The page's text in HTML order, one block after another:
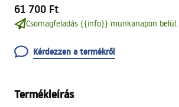
61 700 Ft
Csomagfeladás {{info}} munkanapon belül.
Kérdezzen a termékről
Termékleírás